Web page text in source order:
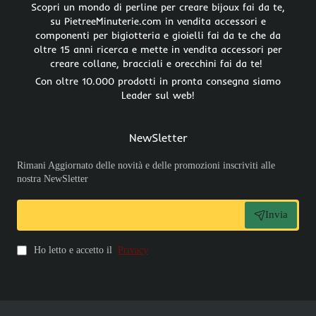
Scopri un mondo di perline per creare bijoux fai da te,
su PietreeMinuterie.com in vendita accessori e
componenti per bigiotteria e gioielli fai da te che da
oltre 15 anni ricerca e mette in vendita accessori per
creare collane, bracciali e orecchini fai da te!
Con oltre 10.000 prodotti in pronta consegna siamo
Leader sul web!
NewSletter
Rimani Aggiornato delle novità e delle promozioni inscriviti alle
nostra NewSletter
Invia
Ho letto e accetto il Privacy